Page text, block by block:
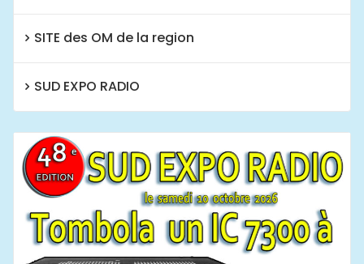
SITE des OM de la region
SUD EXPO RADIO